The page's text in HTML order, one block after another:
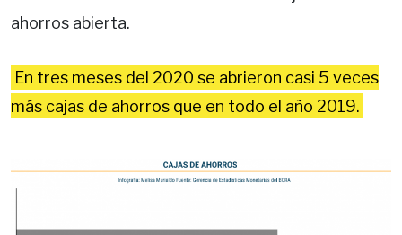
ahorros abierta.
En tres meses del 2020 se abrieron casi 5 veces
más cajas de ahorros que en todo el año 2019.